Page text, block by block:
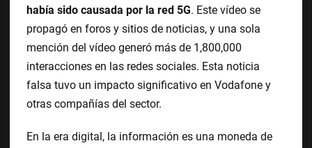
había sido causada por la red 5G. Este vídeo se
propagó en foros y sitios de noticias, y una sola
mención del vídeo generó más de 1,800,000
interacciones en las redes sociales. Esta noticia
falsa tuvo un impacto significativo en Vodafone y
otras compañías del sector.
En la era digital, la información es una moneda de